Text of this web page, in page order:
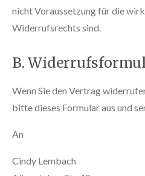
nicht Voraussetzung für die
Widerrufsrechts sind.
B.
Wenn Sie den Vertrag
bitte dieses Formular aus und
An
Cindy Lembach